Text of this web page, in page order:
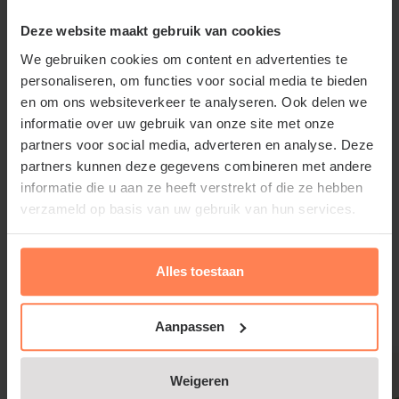
Deze website maakt gebruik van cookies
We gebruiken cookies om content en advertenties te
personaliseren, om functies voor social media te bieden
en om ons websiteverkeer te analyseren. Ook delen we
informatie over uw gebruik van onze site met onze
partners voor social media, adverteren en analyse. Deze
partners kunnen deze gegevens combineren met andere
informatie die u aan ze heeft verstrekt of die ze hebben
verzameld op basis van uw gebruik van hun services.
Alles toestaan
Aanpassen
Weigeren
Standplaats Hedera helix 'Arbori
Compact'
Een mooie tuinplant als solitair of in kleine groepjes.
De Struikklimop stelt weinig eisen aan de
standplaats en groeit op elke grond, maar heeft wel
een voorkeur voor vruchtbare, goed
waterdoorlatende, vochtige grond en groeit zowel
Hedera helix 'Arbori Compact'
Gerelateerde producten